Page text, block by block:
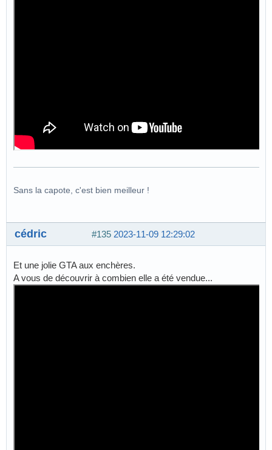
Sans la capote, c'est bien meilleur !
#135 2023-11-09 12:29:02
cédric
Et une jolie GTA aux enchères.
A vous de découvrir à combien elle a été vendue...